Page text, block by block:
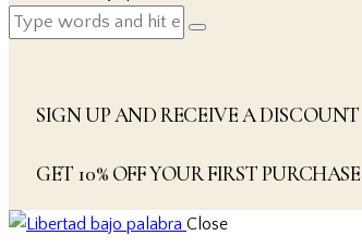
SIGN UP AND RECEIVE A DISCOUNT
GET 10% OFF YOUR FIRST PURCHASE
Close